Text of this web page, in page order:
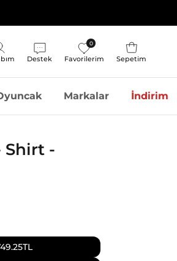
Destek
0
Favorilerim
Sepet
Sepetim
Markalar İndirim
Shirt -